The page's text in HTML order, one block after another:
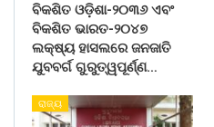
ବିକଶିତ ଓଡ଼ିଶା-୨୦୩୬ ଏବଂ
ବିକଶିତ ଭାରତ-୨୦୪୭
ଲକ୍ଷ୍ୟ ହାସଲରେ ଜନଜାତି
ଯୁବବର୍ଗ ଗୁରୁତ୍ୱପୂର୍ଣ୍ଣ…
ରାଜ୍ୟ